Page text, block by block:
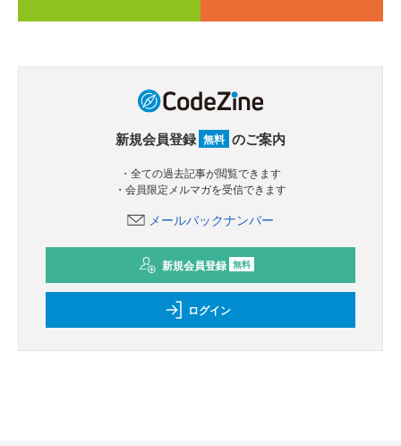
新規会員登録 無料 のご案内
・全ての過去記事が閲覧できます
・会員限定メルマガを受信できます
メールバックナンバー
新規会員登録 無料
ログイン